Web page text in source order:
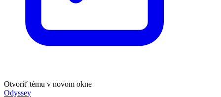
Otvoriť tému v novom okne
Odyssey